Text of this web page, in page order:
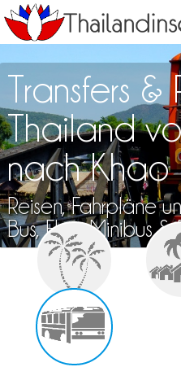
Transfers &
Thailand
nach Khao
Reisen, Fahrpläne
Bus, Flug, Minibus &